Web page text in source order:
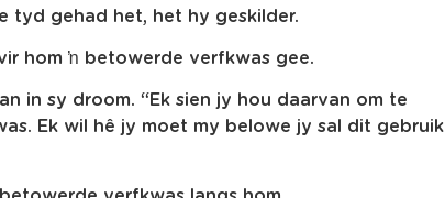
tyd gehad het, het hy geskilder.
hom ŉ betowerde verfkwas gee.
in sy droom. “Ek sien jy hou daarvan om te
Ek wil hê jy moet my belowe jy sal dit gebruik